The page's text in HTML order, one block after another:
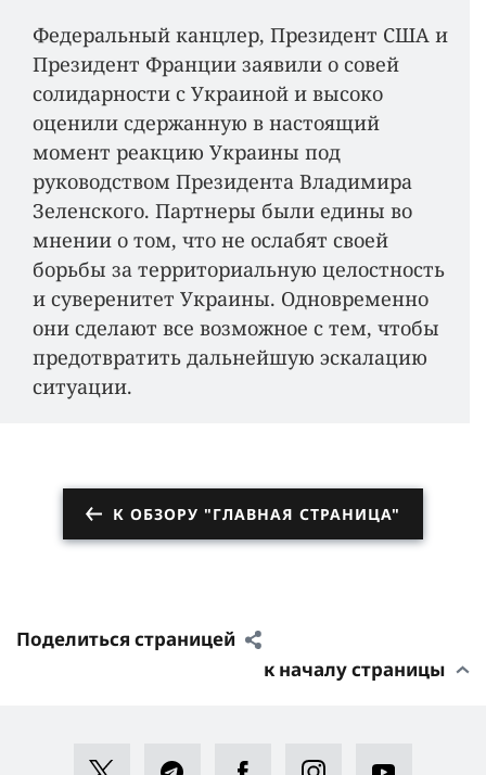
Федеральный канцлер, Президент США и
Президент Франции заявили о совей
солидарности с Украиной и высоко
оценили сдержанную в настоящий
момент реакцию Украины под
руководством Президента Владимира
Зеленского. Партнеры были едины во
мнении о том, что не ослабят своей
борьбы за территориальную целостность
и суверенитет Украины. Одновременно
они сделают все возможное с тем, чтобы
предотвратить дальнейшую эскалацию
ситуации.
К ОБЗОРУ "ГЛАВНАЯ СТРАНИЦА"
Поделиться страницей
к началу страницы